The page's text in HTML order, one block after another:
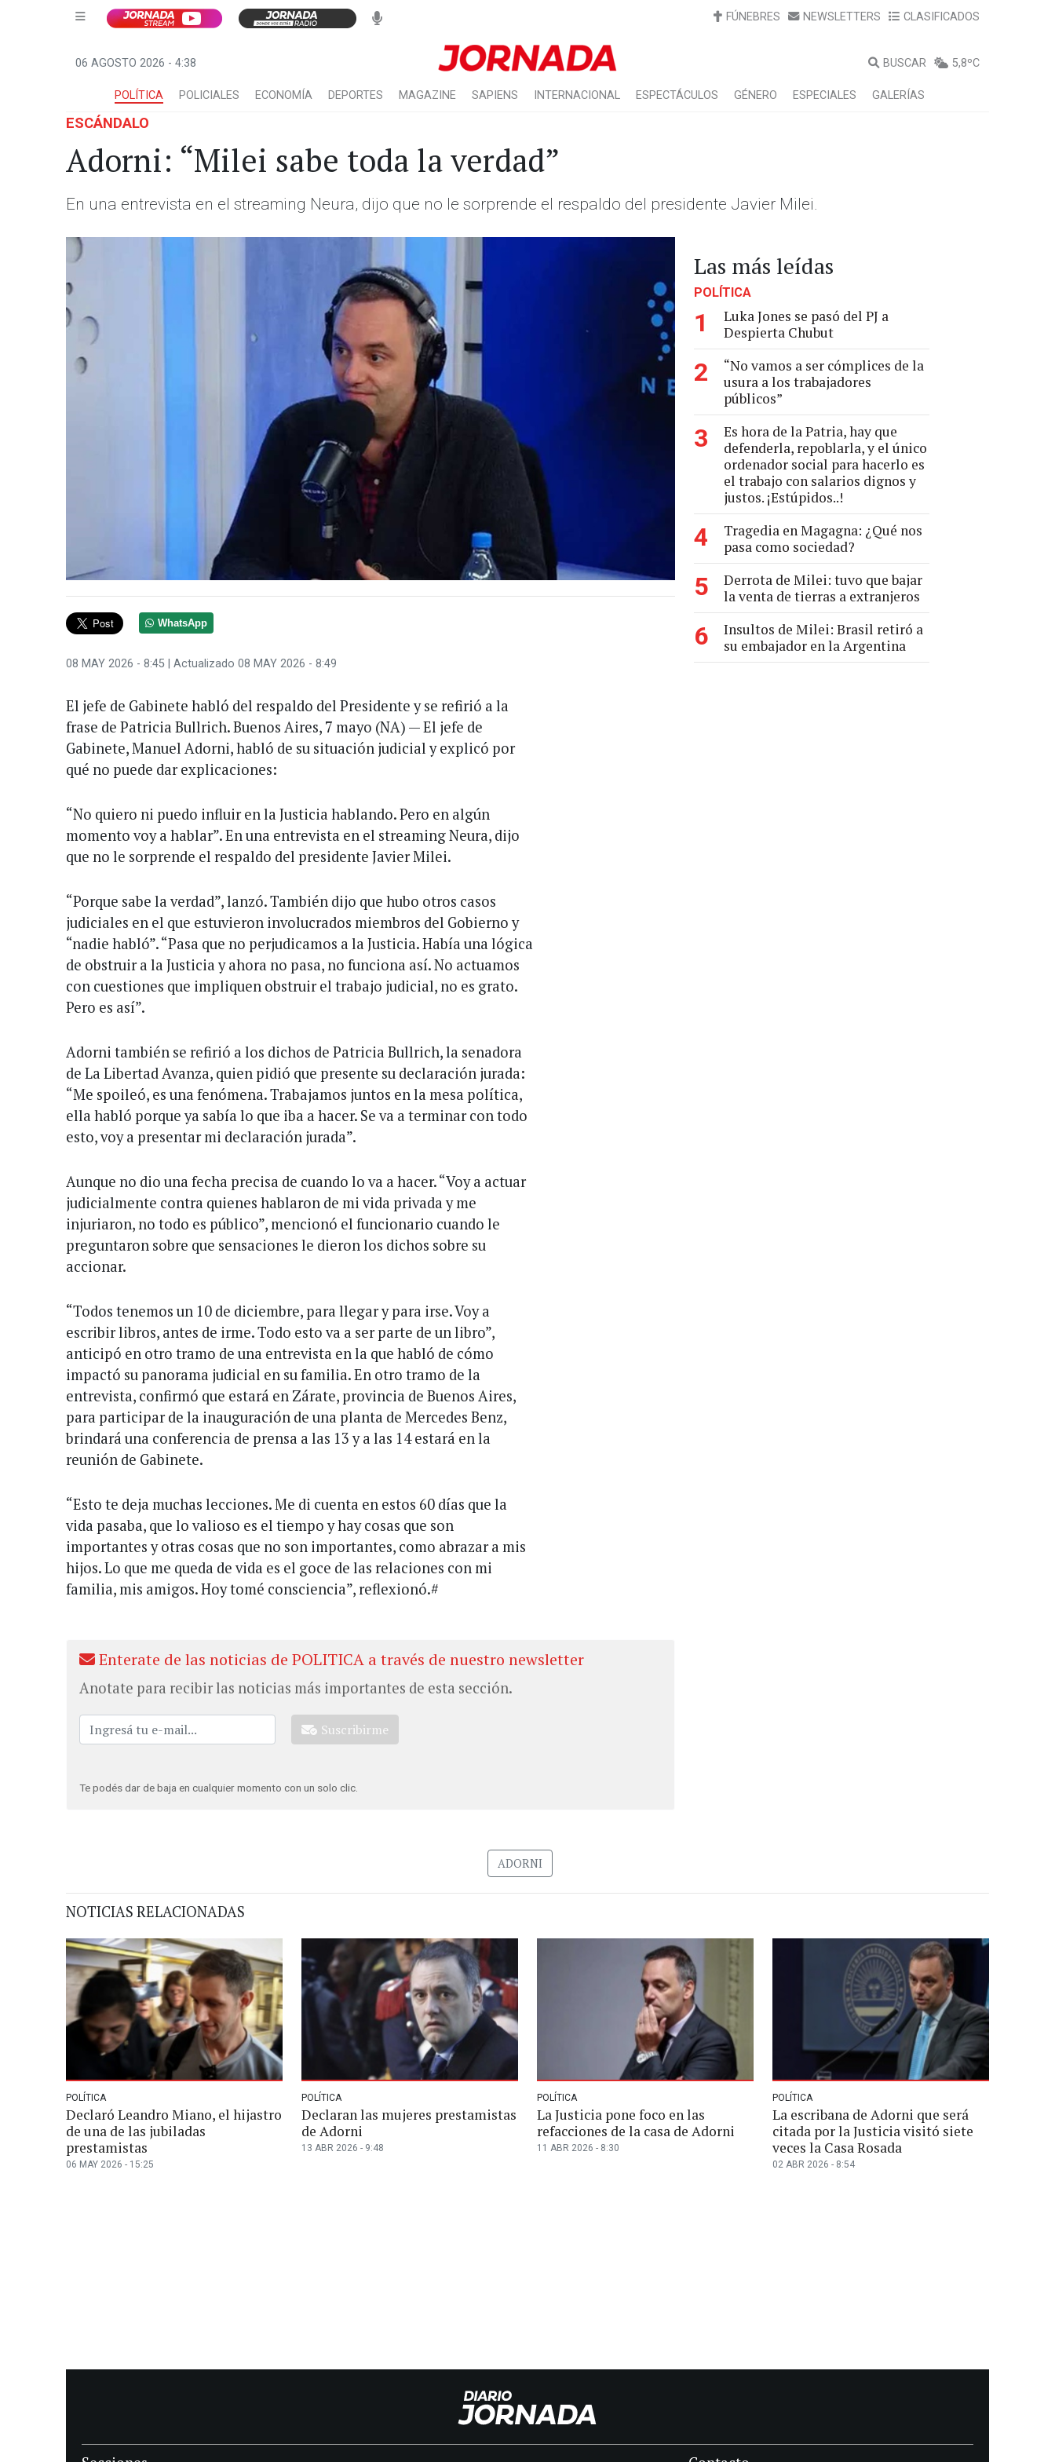
FÚNEBRES NEWSLETTERS CLASIFICADOS
06 AGOSTO 2026 - 4:38 BUSCAR 5,8ºC
POLÍTICA POLICIALES ECONOMÍA DEPORTES MAGAZINE SAPIENS INTERNACIONAL ESPECTÁCULOS GÉNERO ESPECIALES GALERÍAS
ESCÁNDALO
Adorni: “Milei sabe toda la verdad”
En una entrevista en el streaming Neura, dijo que no le sorprende el respaldo del presidente Javier Milei.
WhatsApp
08 MAY 2026 - 8:45 | Actualizado 08 MAY 2026 - 8:49
El jefe de Gabinete habló del respaldo del Presidente y se refirió a la
frase de Patricia Bullrich. Buenos Aires, 7 mayo (NA) — El jefe de
Gabinete, Manuel Adorni, habló de su situación judicial y explicó por
qué no puede dar explicaciones:
“No quiero ni puedo influir en la Justicia hablando. Pero en algún
momento voy a hablar”. En una entrevista en el streaming Neura, dijo
que no le sorprende el respaldo del presidente Javier Milei.
“Porque sabe la verdad”, lanzó. También dijo que hubo otros casos
judiciales en el que estuvieron involucrados miembros del Gobierno y
“nadie habló”. “Pasa que no perjudicamos a la Justicia. Había una lógica
de obstruir a la Justicia y ahora no pasa, no funciona así. No actuamos
con cuestiones que impliquen obstruir el trabajo judicial, no es grato.
Pero es así”.
Adorni también se refirió a los dichos de Patricia Bullrich, la senadora
de La Libertad Avanza, quien pidió que presente su declaración jurada:
“Me spoileó, es una fenómena. Trabajamos juntos en la mesa política,
ella habló porque ya sabía lo que iba a hacer. Se va a terminar con todo
esto, voy a presentar mi declaración jurada”.
Aunque no dio una fecha precisa de cuando lo va a hacer. “Voy a actuar
judicialmente contra quienes hablaron de mi vida privada y me
injuriaron, no todo es público”, mencionó el funcionario cuando le
preguntaron sobre que sensaciones le dieron los dichos sobre su
accionar.
“Todos tenemos un 10 de diciembre, para llegar y para irse. Voy a
escribir libros, antes de irme. Todo esto va a ser parte de un libro”,
anticipó en otro tramo de una entrevista en la que habló de cómo
impactó su panorama judicial en su familia. En otro tramo de la
entrevista, confirmó que estará en Zárate, provincia de Buenos Aires,
para participar de la inauguración de una planta de Mercedes Benz,
brindará una conferencia de prensa a las 13 y a las 14 estará en la
reunión de Gabinete.
“Esto te deja muchas lecciones. Me di cuenta en estos 60 días que la
vida pasaba, que lo valioso es el tiempo y hay cosas que son
importantes y otras cosas que no son importantes, como abrazar a mis
hijos. Lo que me queda de vida es el goce de las relaciones con mi
familia, mis amigos. Hoy tomé consciencia”, reflexionó.#
Enterate de las noticias de POLITICA a través de nuestro newsletter
Anotate para recibir las noticias más importantes de esta sección.
Suscribirme
Te podés dar de baja en cualquier momento con un solo clic.
Las más leídas
POLÍTICA
1
Luka Jones se pasó del PJ a
Despierta Chubut
2
“No vamos a ser cómplices de la
usura a los trabajadores
públicos”
3
Es hora de la Patria, hay que
defenderla, repoblarla, y el único
ordenador social para hacerlo es
el trabajo con salarios dignos y
justos. ¡Estúpidos..!
4
Tragedia en Magagna: ¿Qué nos
pasa como sociedad?
5
Derrota de Milei: tuvo que bajar
la venta de tierras a extranjeros
6
Insultos de Milei: Brasil retiró a
su embajador en la Argentina
ADORNI
NOTICIAS RELACIONADAS
POLÍTICA
Declaró Leandro Miano, el hijastro
de una de las jubiladas
prestamistas
06 MAY 2026 - 15:25
POLÍTICA
Declaran las mujeres prestamistas
de Adorni
13 ABR 2026 - 9:48
POLÍTICA
La Justicia pone foco en las
refacciones de la casa de Adorni
11 ABR 2026 - 8:30
POLÍTICA
La escribana de Adorni que será
citada por la Justicia visitó siete
veces la Casa Rosada
02 ABR 2026 - 8:54